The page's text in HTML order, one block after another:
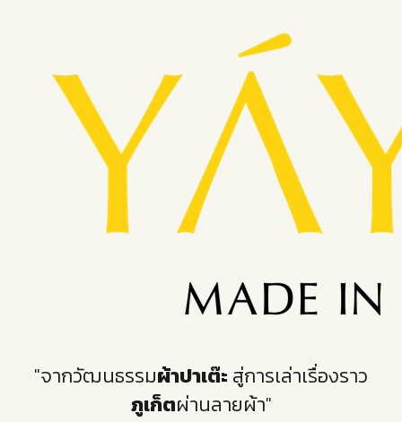
"จากวัฒนธรรมผ้าปาเต๊ะ สู่การเล่าเรื่องราว
ภูเก็ตผ่านลายผ้า"